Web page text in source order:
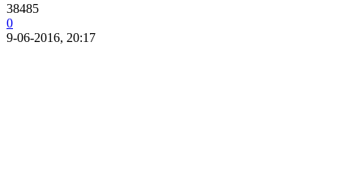
38485
0
9-06-2016, 20:17